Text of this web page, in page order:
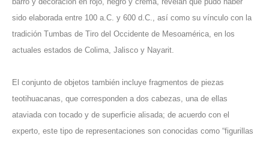
sido elaborada entre 100 a.C. y 600 d.C., así como su vínculo con la
tradición Tumbas de Tiro del Occidente de Mesoamérica, en los
actuales estados de Colima, Jalisco y Nayarit.
El conjunto de objetos también incluye fragmentos de piezas
teotihuacanas, que corresponden a dos cabezas, una de ellas
ataviada con tocado y de superficie alisada; de acuerdo con el
experto, este tipo de representaciones son conocidas como “figurillas